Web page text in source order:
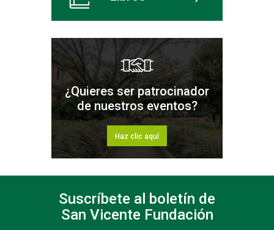
¿Quieres ser patrocinador
de nuestros eventos?
Haz clic aquí
Suscríbete al boletín de
San Vicente Fundación